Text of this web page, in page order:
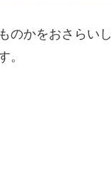
のかをおさらい
。